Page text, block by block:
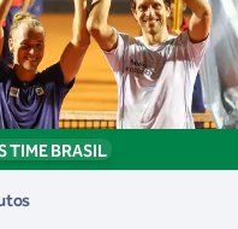
TIME BRASIL